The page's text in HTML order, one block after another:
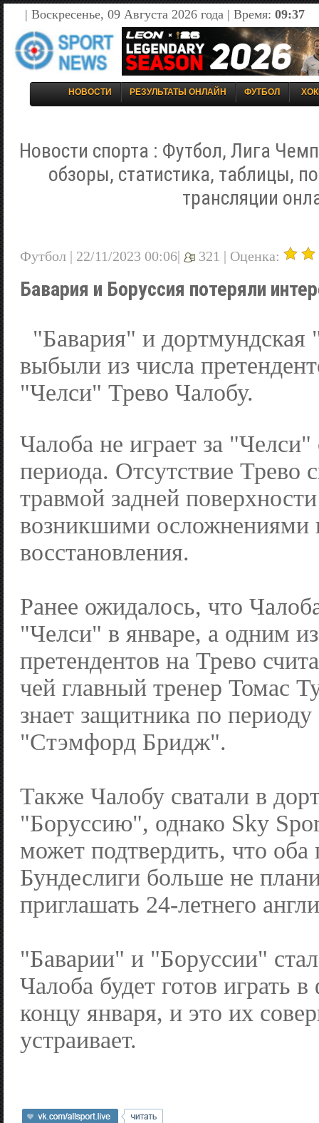
| Воскресенье, 09 Августа 2026 года | Время: 09:37
НОВОСТИ РЕЗУЛЬТАТЫ ОНЛАЙН ФУТБОЛ
Новости спорта : Футбол, Лига
обзоры, статистика, таблицы,
трансляции
Футбол | 22/11/2023 00:06| 321 | Оценка:
Бавария и Боруссия потеряли
"Бавария" и дортмундская
выбыли из числа
"Челси" Трево Чалобу.
Чалоба не играет за "Челси"
периода. Отсутствие Трево
травмой задней
возникшими осложнениями
восстановления.
Ранее ожидалось, что
"Челси" в январе, а одним
претендентов на Трево
чей главный тренер Томас
знает защитника по
"Стэмфорд Бридж".
Также Чалобу сватали в
"Боруссию", однако Sky
может подтвердить, что оба
Бундеслиги больше не
приглашать 24-летнего
"Баварии" и "Боруссии"
Чалоба будет готов играть
концу января, и это их
устраивает.